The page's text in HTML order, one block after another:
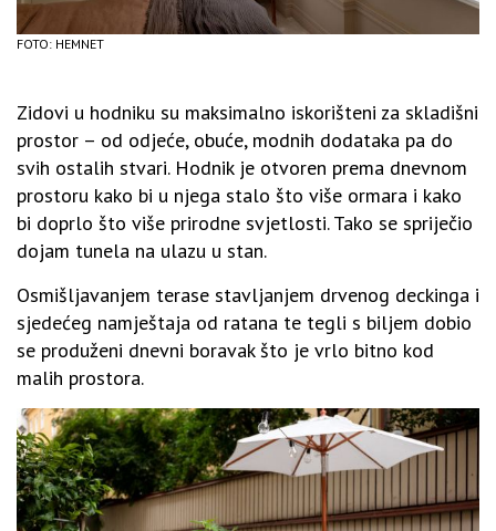
FOTO: HEMNET
Zidovi u hodniku su maksimalno iskorišteni za skladišni
prostor – od odjeće, obuće, modnih dodataka pa do
svih ostalih stvari. Hodnik je otvoren prema dnevnom
prostoru kako bi u njega stalo što više ormara i kako
bi doprlo što više prirodne svjetlosti. Tako se spriječio
dojam tunela na ulazu u stan.
Osmišljavanjem terase stavljanjem drvenog deckinga i
sjedećeg namještaja od ratana te tegli s biljem dobio
se produženi dnevni boravak što je vrlo bitno kod
malih prostora.